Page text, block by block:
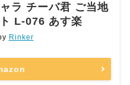
ラ チーバ君 ご当地
L-076 あす楽
Rinker